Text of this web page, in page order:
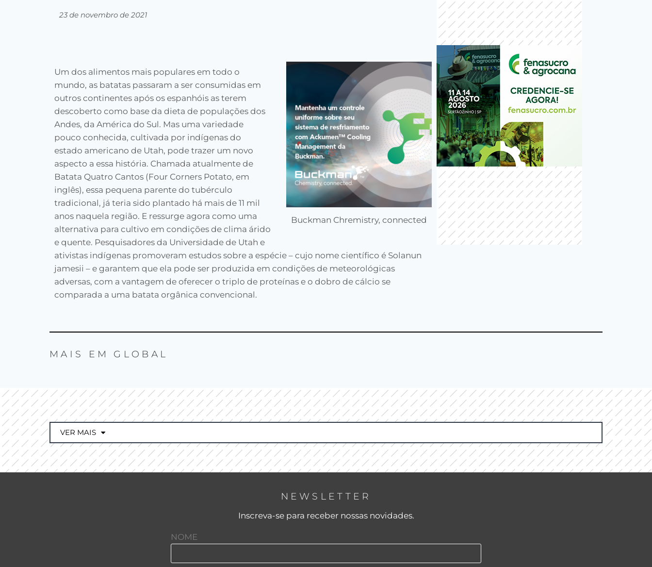
23 de novembro de 2021
Buckman Chremistry, connected
Um dos alimentos mais populares em todo o
mundo, as batatas passaram a ser consumidas em
outros continentes após os espanhóis as terem
descoberto como base da dieta de populações dos
Andes, da América do Sul. Mas uma variedade
pouco conhecida, cultivada por indígenas do
estado americano de Utah, pode trazer um novo
aspecto a essa história. Chamada atualmente de
Batata Quatro Cantos (Four Corners Potato, em
inglês), essa pequena parente do tubérculo
tradicional, já teria sido plantado há mais de 11 mil
anos naquela região. E ressurge agora como uma
alternativa para cultivo em condições de clima árido
e quente. Pesquisadores da Universidade de Utah e
ativistas indígenas promoveram estudos sobre a espécie – cujo nome científico é Solanun
jamesii – e garantem que ela pode ser produzida em condições de meteorológicas
adversas, com a vantagem de oferecer o triplo de proteínas e o dobro de cálcio se
comparada a uma batata orgânica convencional.
MAIS EM GLOBAL
VER MAIS
NEWSLETTER
Inscreva-se para receber nossas novidades.
NOME